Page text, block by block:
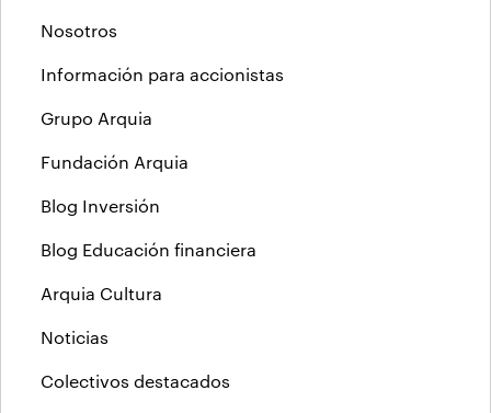
Nosotros
Información para accionistas
Grupo Arquia
Fundación Arquia
Blog Inversión
Blog Educación financiera
Arquia Cultura
Noticias
Colectivos destacados